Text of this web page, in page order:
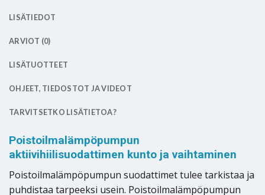
LISÄTIEDOT
ARVIOT (0)
LISÄTUOTTEET
OHJEET, TIEDOSTOT JA VIDEOT
TARVITSETKO LISÄTIETOA?
Poistoilmalämpöpumpun
aktiivihiilisuodattimen kunto ja vaihtaminen
Poistoilmalämpöpumpun suodattimet tulee tarkistaa ja
puhdistaa tarpeeksi usein. Poistoilmalämpöpumpun